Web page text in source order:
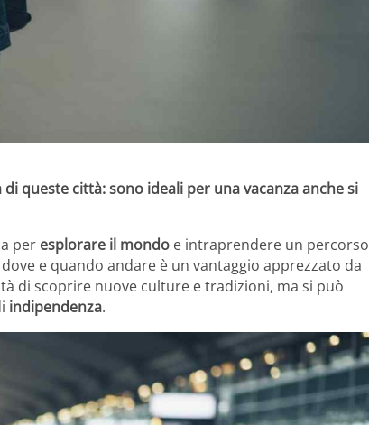
queste città: sono ideali per una vacanza anche si
per esplorare il mondo e intraprendere un percorso
e quando andare è un vantaggio apprezzato da
di scoprire nuove culture e tradizioni, ma si può
indipendenza.